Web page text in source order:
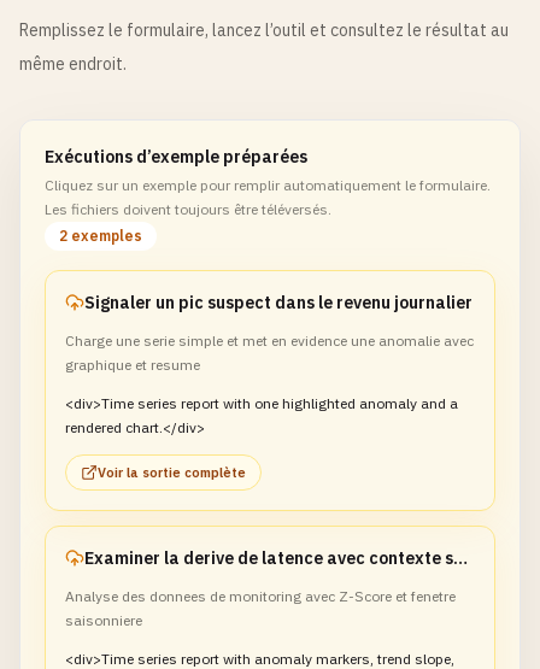
Remplissez le formulaire, lancez l’outil et consultez le résultat au
même endroit.
Exécutions d’exemple préparées
Cliquez sur un exemple pour remplir automatiquement le formulaire.
Les fichiers doivent toujours être téléversés.
2 exemples
Signaler un pic suspect dans le revenu journalier
Charge une serie simple et met en evidence une anomalie avec
graphique et resume
<div>Time series report with one highlighted anomaly and a
rendered chart.</div>
Voir la sortie complète
Examiner la derive de latence avec contexte saisonnier
Analyse des donnees de monitoring avec Z-Score et fenetre
saisonniere
<div>Time series report with anomaly markers, trend slope,